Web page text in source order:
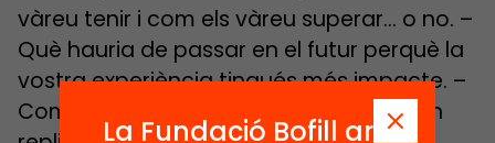
vàreu tenir i com els vàreu superar… o no. –
Què hauria de passar en el futur perquè la
vostra experiència tingués més impacte. –
Com creieu que altres persones podrien
La Fundació Bofill ara